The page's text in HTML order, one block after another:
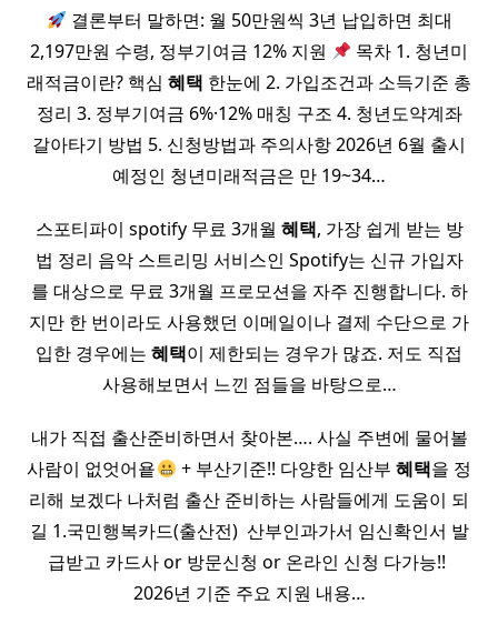
결론부터 말하면: 월 50만원씩 3년 납입하면 최대
2,197만원 수령, 정부기여금 12% 지원
목차 1. 청년미
래적금이란? 핵심 혜택 한눈에 2. 가입조건과 소득기준 총
정리 3. 정부기여금 6%·12% 매칭 구조 4. 청년도약계좌
갈아타기 방법 5. 신청방법과 주의사항 2026년 6월 출시
예정인 청년미래적금은 만 19~34…
스포티파이 spotify 무료 3개월 혜택, 가장 쉽게 받는 방
법 정리 음악 스트리밍 서비스인 Spotify는 신규 가입자
를 대상으로 무료 3개월 프로모션을 자주 진행합니다. 하
지만 한 번이라도 사용했던 이메일이나 결제 수단으로 가
입한 경우에는 혜택이 제한되는 경우가 많죠. 저도 직접
사용해보면서 느낀 점들을 바탕으로…
내가 직접 출산준비하면서 찾아본…. 사실 주변에 물어볼
사람이 없엇어욭
+ 부산기준!! 다양한 임산부 혜택을 정
리해 보겠다 나처럼 출산 준비하는 사람들에게 도움이 되
길 1.국민행복카드(출산전) ​ 산부인과가서 임신확인서 발
급받고 카드사 or 방문신청 or 온라인 신청 다가능!! ​
2026년 기준 주요 지원 내용…